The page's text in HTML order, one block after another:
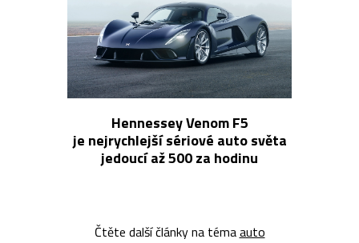
Hennessey Venom F5
je nejrychlejší sériové auto světa
jedoucí až 500 za hodinu
Čtěte další články na témaauto